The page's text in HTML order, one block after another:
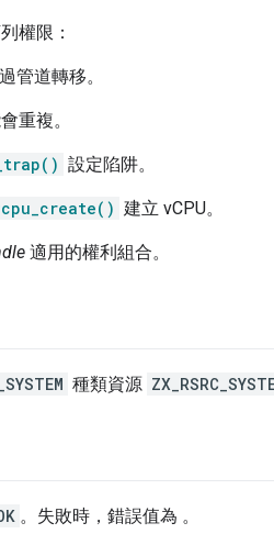
權限：
管道轉移。
重複。
設定陷阱。
建立 vCPU。
適用的權利組合。
種類資源
。失敗時，錯誤值為 。